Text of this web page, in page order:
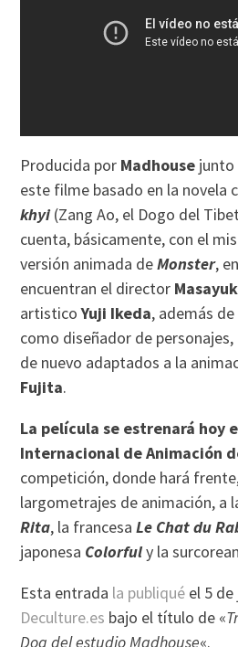
Producida por Madhouse junto
este filme basado en la novela
khyi(Zang Ao, el Dogo del
cuenta, básicamente, con el
versión animada deMonster,
encuentran el director
artisticoYuji Ikeda, además de
como diseñador de
de nuevo adaptados a la
Fujita.
La película se estrenará hoy
Internacional de Animación
competición, donde hará
largometrajes de animación, a
Rita, la francesaLe Chat du
japonesa Colorfuly la
Esta entrada la publiqué el 5
Deculture.es bajo el título de «
Dog del estudio Madhouse«.